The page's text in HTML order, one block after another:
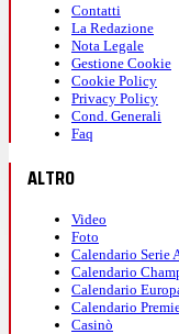
Contatti
La Redazione
Nota Legale
Gestione Cookie
Cookie Policy
Privacy Policy
Cond. Generali
Faq
ALTRO
Video
Foto
Calendario Serie
Calendario
Calendario
Calendario
Casinò